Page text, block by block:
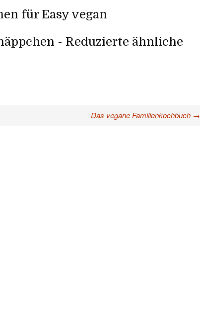
für Easy vegan
- Reduzierte ähnliche
Das vegane Familienkochbuch →